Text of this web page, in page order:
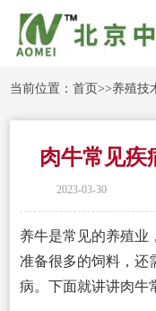
当前位置：首页>>养殖技
肉牛常见疾
2023-03-30
养牛是常见的养殖业
准备很多的饲料，还
病。下面就讲讲肉牛